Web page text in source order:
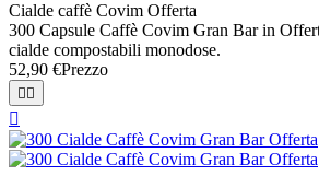
Cialde caffè Covim Offerta
300 Capsule Caffè Covim Gran Bar in
cialde compostabili monodose.
52,90 €Prezzo
 
